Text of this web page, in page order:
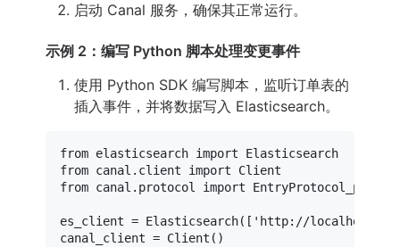
启动 Canal 服务，确保其正常运行。
示例 2：编写 Python 脚本处理变更事件
使用 Python SDK 编写脚本，监听订单表的
插入事件，并将数据写入 Elasticsearch。
from elasticsearch import
from canal.client import
from canal.protocol import EntryProtocol_pb2
es_client = Elasticsearch([ 'http://
canal_client = Client()